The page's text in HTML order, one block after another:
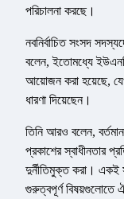
পরিচালনা করছে।
নবনির্বাচিত সংসদ
বলেন, ইতোমধ্যে
আয়োজন করা হয়েছে,
ধারণা দিয়েছেন।
তিনি আরও বলেন,
প্রকাশের স্বাধীনতার
দুর্নীতিমুক্ত করা। একই
গুরুত্বপূর্ণ বিষয়গুলোতে